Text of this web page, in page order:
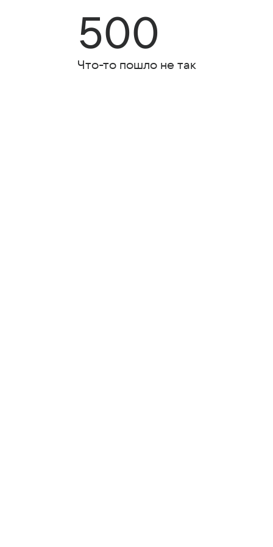
500
Что-то пошло не так